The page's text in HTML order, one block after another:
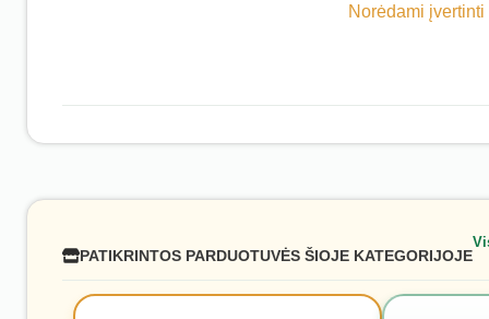
Norėdami
PATIKRINTOS PARDUOTUVĖS ŠIOJE KATEGORIJOJE